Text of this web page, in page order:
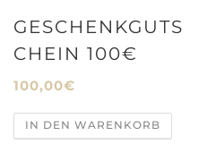
GESCHENKGUTS
CHEIN 100€
100,00€
IN DEN WARENKORB